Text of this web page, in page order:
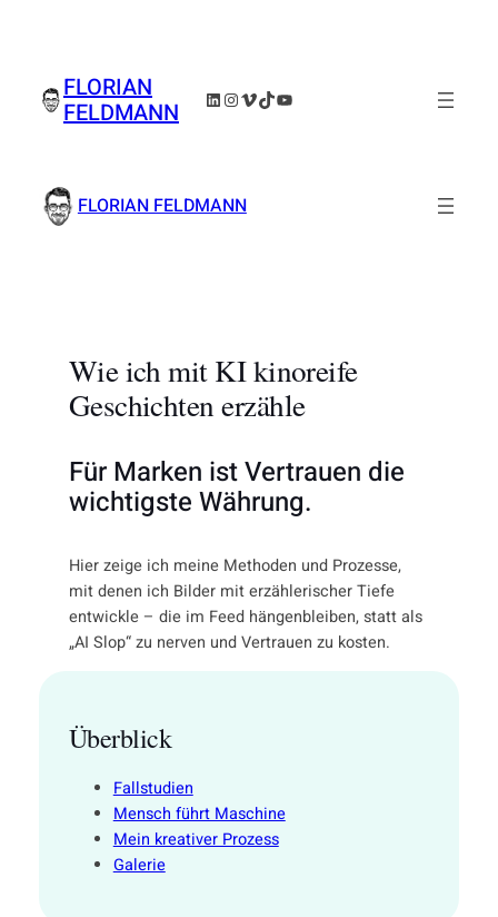
FLORIAN
FELDMANN LinkedIn
Instagram
Vimeo
TikTokYouTube
FLORIAN FELDMANN
Wie ich mit KI kinoreife
Geschichten erzähle
Für Marken ist Vertrauen die
wichtigste Währung.
Hier zeige ich meine Methoden und Prozesse,
mit denen ich Bilder mit erzählerischer Tiefe
entwickle – die im Feed hängenbleiben, statt als
„AI Slop“ zu nerven und Vertrauen zu kosten.
Überblick
Fallstudien
Mensch führt Maschine
Mein kreativer Prozess
Galerie